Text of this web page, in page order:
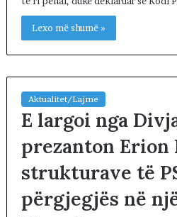
Lexo më shumë »
Aktualitet/Lajme
E largoi nga
prezanton Erion
strukturave të
përgjegjës në